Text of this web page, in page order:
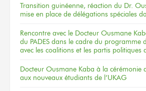
Transition guinéenne, réaction du Dr.
mise en place de délégations spéciales
Rencontre avec le Docteur Ousmane
du PADES dans le cadre du programme
avec les coalitions et les partis politiques
Docteur Ousmane Kaba à la cérémonie
aux nouveaux étudiants de l’UKAG